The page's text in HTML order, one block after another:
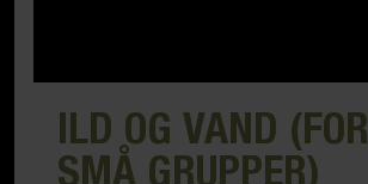
ILD OG VAND (FOR
SMÅ GRUPPER)